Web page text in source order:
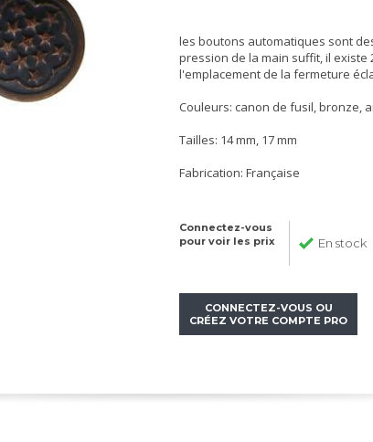
les boutons automatiques sont
pression de la main suffit, il existe
l'emplacement de la fermeture
Couleurs: canon de fusil, bronze,
Tailles: 14 mm, 17 mm
Fabrication: Française
Connectez-vous
pour voir les prix
En stock
CONNECTEZ-VOUS OU
CRÉEZ VOTRE COMPTE PRO